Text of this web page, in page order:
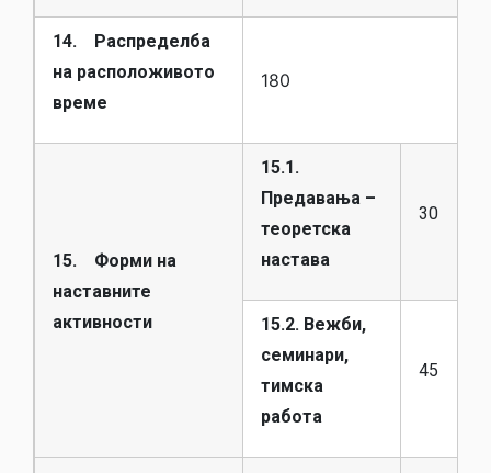
14. Распределба
на расположивото
време
180
15. Форми на
наставните
активности
15.1.
Предавања –
теоретска
настава
30
15.2. Вежби,
семинари,
тимска
работа
45